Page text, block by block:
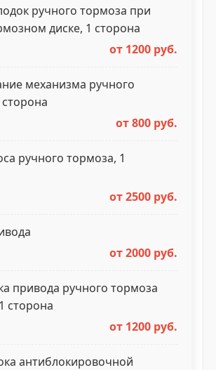
ручного тормоза при
диске, 1 сторона
от 1200 руб.
механизма ручного
от 800 руб.
ручного тормоза, 1
от 2500 руб.
от 2000 руб.
привода ручного тормоза
сторона
от 1200 руб.
антиблокировочной